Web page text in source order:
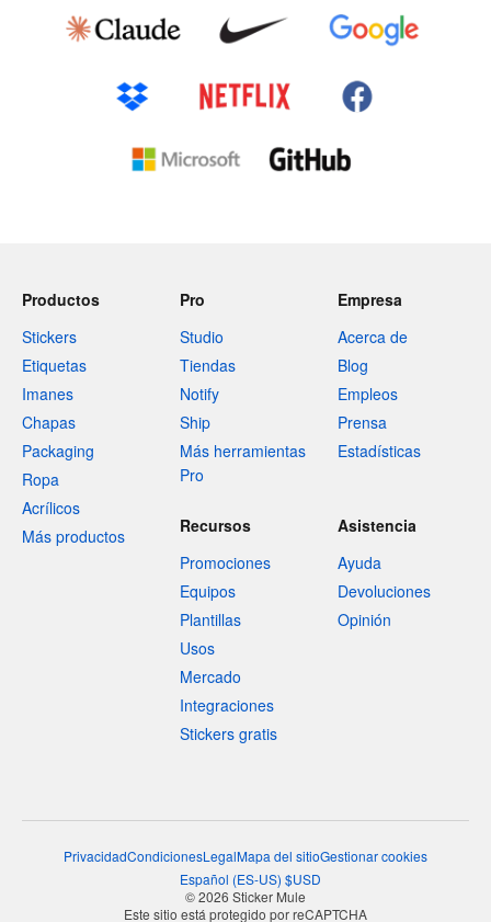
Productos
Stickers
Etiquetas
Imanes
Chapas
Packaging
Ropa
Acrílicos
Más productos
Pro
Studio
Tiendas
Notify
Ship
Más herramientas
Pro
Empresa
Acerca de
Blog
Empleos
Prensa
Estadísticas
Recursos
Promociones
Equipos
Plantillas
Usos
Mercado
Integraciones
Stickers gratis
Asistencia
Ayuda
Devoluciones
Opinión
PrivacidadCondicionesLegalMapa del sitioGestionar cookies
Español (ES-US) $USD
© 2026 Sticker Mule
Este sitio está protegido por reCAPTCHA